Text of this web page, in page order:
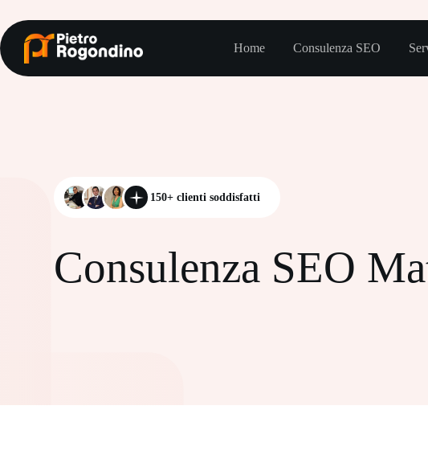
contenuto
Home
Consulenza SEO
150+ clienti soddisfatti
Consulenza SEO